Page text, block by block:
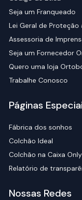
Seja um Franqueado
Lei Geral de Proteção
Assessoria de
Seja um Fornecedor
Quero uma loja
Trabalhe Conosco
Páginas
Fábrica dos sonhos
Colchão Ideal
Colchão na Caixa Only
Relatório de
Nossas Redes